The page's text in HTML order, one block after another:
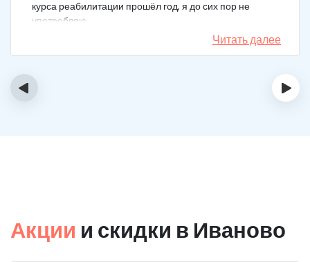
курса реабилитации прошёл год, я до сих пор не
употребляю.
Читать далее
‹ ›
Акции и скидки в Иваново